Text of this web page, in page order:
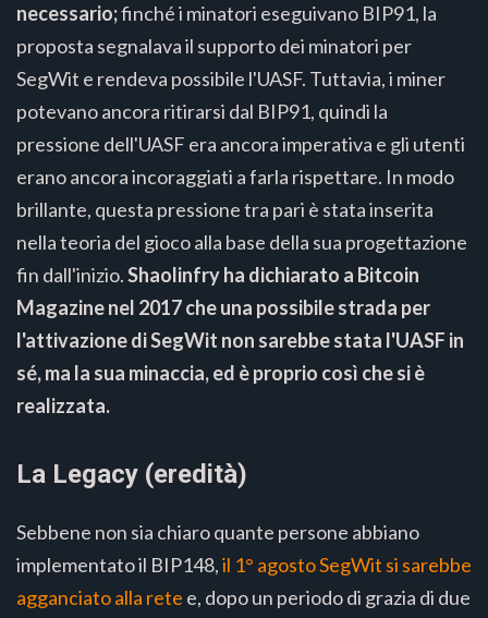
necessario;finché i minatori eseguivano BIP91, la
proposta segnalava il supporto dei minatori per
SegWit e rendeva possibile l'UASF. Tuttavia, i miner
potevano ancora ritirarsi dal BIP91, quindi la
pressione dell'UASF era ancora imperativa e gli utenti
erano ancora incoraggiati a farla rispettare. In modo
brillante, questa pressione tra pari è stata inserita
nella teoria del gioco alla base della sua progettazione
fin dall'inizio.Shaolinfry ha dichiarato a Bitcoin
Magazine nel 2017 che una possibile strada per
l'attivazione di SegWit non sarebbe stata l'UASF in
sé, ma la sua minaccia, ed è proprio così che si è
realizzata.
La Legacy (eredità)
Sebbene non sia chiaro quante persone abbiano
implementato il BIP148,il 1° agosto SegWit si sarebbe
agganciato alla rete e, dopo un periodo di grazia di due